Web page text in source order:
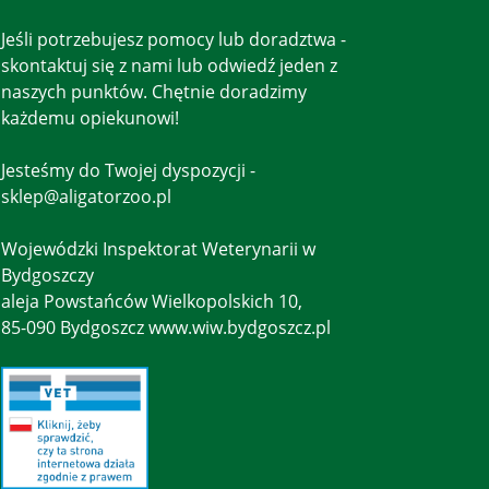
Jeśli potrzebujesz pomocy lub doradztwa -
skontaktuj się z nami lub odwiedź jeden z
naszych punktów. Chętnie doradzimy
każdemu opiekunowi!
Jesteśmy do Twojej dyspozycji -
sklep@aligatorzoo.pl
Wojewódzki Inspektorat Weterynarii w
Bydgoszczy
aleja Powstańców Wielkopolskich 10,
85-090 Bydgoszcz www.wiw.bydgoszcz.pl